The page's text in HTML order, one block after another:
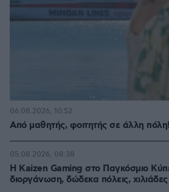
Από μαθητής, φοιτητής σε άλλη πόλη!
06.08.2026, 10:52
H Kaizen Gaming στο Παγκόσμιο
διοργάνωση, δώδεκα πόλεις, χιλιάδες
05.08.2026, 08:38